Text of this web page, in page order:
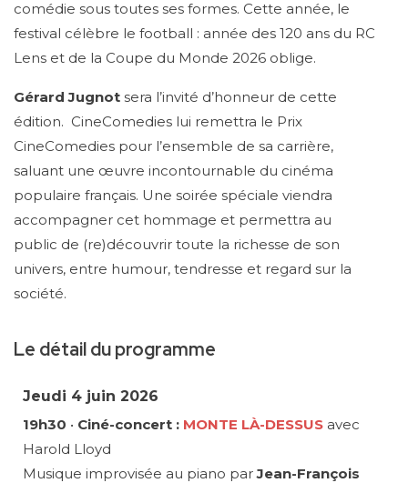
comédie sous toutes ses formes. Cette année, le
festival célèbre le football : année des 120 ans du RC
Lens et de la Coupe du Monde 2026 oblige.
Gérard Jugnot sera l’invité d’honneur de cette
édition. CineComedies lui remettra le Prix
CineComedies pour l’ensemble de sa carrière,
saluant une œuvre incontournable du cinéma
populaire français. Une soirée spéciale viendra
accompagner cet hommage et permettra au
public de (re)découvrir toute la richesse de son
univers, entre humour, tendresse et regard sur la
société.
Le détail du programme
Jeudi 4 juin 2026
19h30 • Ciné-concert : MONTE LÀ-DESSUS avec
Harold Lloyd
Musique improvisée au piano parJean-François